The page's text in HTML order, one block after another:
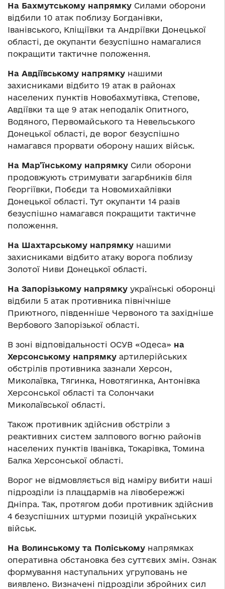
На Бахмутському напрямку Силами оборони
відбили 10 атак поблизу Богданівки,
Іванівського, Кліщіївки та Андріївки Донецької
області, де окупанти безуспішно намагалися
покращити тактичне положення.
На Авдіївському напрямку нашими
захисниками відбито 19 атак в районах
населених пунктів Новобахмутівка, Степове,
Авдіївки та ще 9 атак неподалік Опитного,
Водяного, Первомайського та Невельського
Донецької області, де ворог безуспішно
намагався прорвати оборону наших військ.
На Мар’їнському напрямку Сили оборони
продовжують стримувати загарбників біля
Георгіївки, Побєди та Новомихайлівки
Донецької області. Тут окупанти 14 разів
безуспішно намагався покращити тактичне
положення.
На Шахтарському напрямку нашими
захисниками відбито атаку ворога поблизу
Золотої Ниви Донецької області.
На Запорізькому напрямку українські оборонці
відбили 5 атак противника північніше
Приютного, південніше Червоного та західніше
Вербового Запорізької області.
В зоні відповідальності ОСУВ «Одеса» на
Херсонському напрямку артилерійських
обстрілів противника зазнали Херсон,
Миколаївка, Тягинка, Новотягинка, Антонівка
Херсонської області та Солончаки
Миколаївської області.
Також противник здійснив обстріли з
реактивних систем залпового вогню районів
населених пунктів Іванівка, Токарівка, Томина
Балка Херсонської області.
Ворог не відмовляється від наміру вибити наші
підрозділи із плацдармів на лівобережжі
Дніпра. Так, протягом доби противник здійснив
4 безуспішних штурми позицій українських
військ.
На Волинському та Поліському напрямках
оперативна обстановка без суттєвих змін. Ознак
формування наступальних угруповань не
виявлено. Визначені підрозділи збройних сил